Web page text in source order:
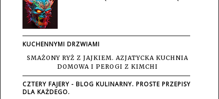
KUCHENNYMI DRZWIAMI
SMAŻONY RYŻ Z JAJKIEM. AZJATYCKA KUCHNIA
DOMOWA I PEROGI Z KIMCHI
CZTERY FAJERY - BLOG KULINARNY. PROSTE PRZEPISY
DLA KAŻDEGO.